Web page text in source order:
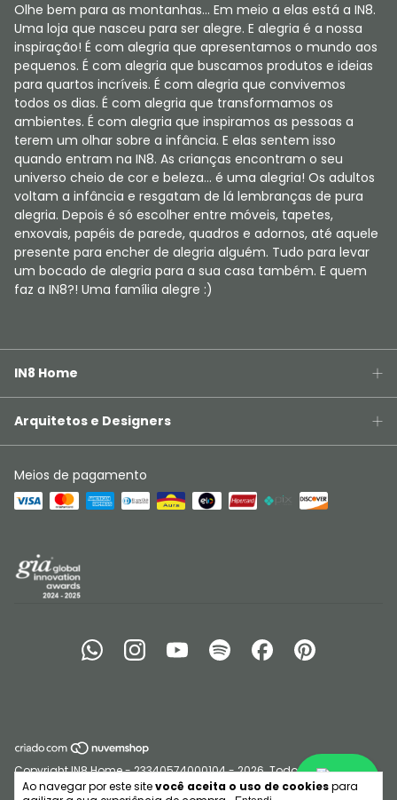
Ao navegar por este sitevocê aceita o uso de cookiespara
Olhe bem para as montanhas... Em meio a elas está a IN8.
Uma loja que nasceu para ser alegre. E alegria é a nossa
inspiração! É com alegria que apresentamos o mundo aos
pequenos. É com alegria que buscamos produtos e ideias
para quartos incríveis. É com alegria que convivemos
todos os dias. É com alegria que transformamos os
ambientes. É com alegria que inspiramos as pessoas a
terem um olhar sobre a infância. E elas sentem isso
quando entram na IN8. As crianças encontram o seu
universo cheio de cor e beleza... é uma alegria! Os adultos
voltam a infância e resgatam de lá lembranças de pura
alegria. Depois é só escolher entre móveis, tapetes,
enxovais, papéis de parede, quadros e adornos, até aquele
presente para encher de alegria alguém. Tudo para levar
um bocado de alegria para a sua casa também. E quem
faz a IN8?! Uma família alegre :)
IN8 Home
Arquitetos e Designers
Meios de pagamento
Olá
Copyright IN8 Home - 23340574000104 - 2026. Todos os direitos
reservados.